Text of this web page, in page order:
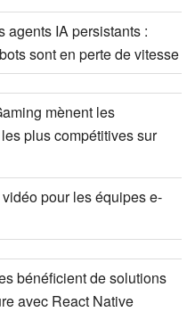
agents IA persistants :
sont en perte de vitesse
mènent les
plus compétitives sur
pour les équipes e-
bénéficient de solutions
avec React Native